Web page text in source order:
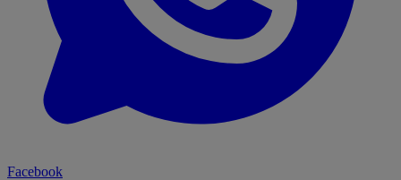
Facebook